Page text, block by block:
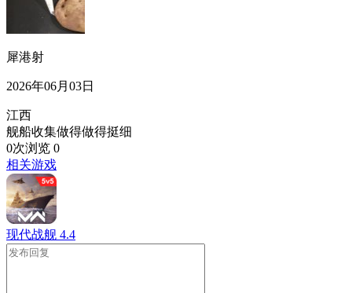
犀港射
2026年06月03日
江西
舰船收集做得做得挺细
0次浏览 0
相关游戏
现代战舰 4.4